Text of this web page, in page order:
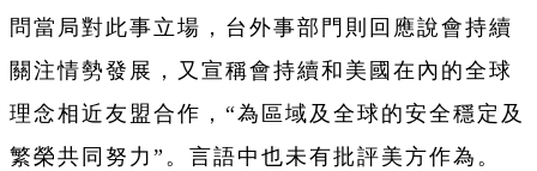
問當局對此事立場，台外事部門則回應說會持續
關注情勢發展，又宣稱會持續和美國在內的全球
理念相近友盟合作，“為區域及全球的安全穩定及
繁榮共同努力”。言語中也未有批評美方作為。